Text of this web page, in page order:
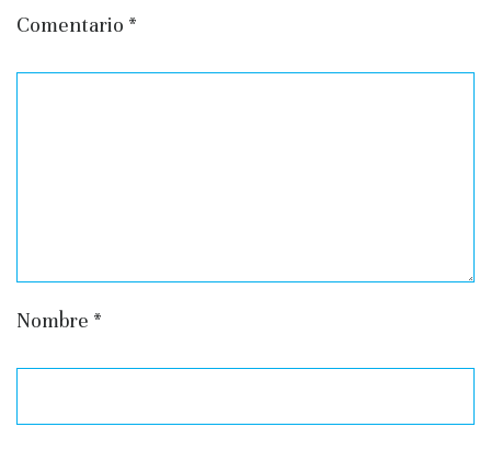
Comentario *
Nombre *